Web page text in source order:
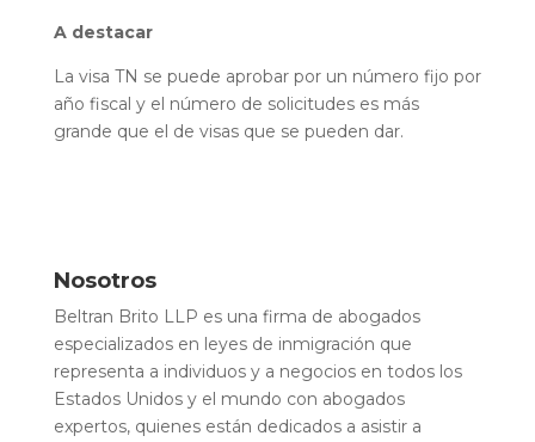
A destacar
La visa TN se puede aprobar por un número fijo por
año fiscal y el número de solicitudes es más
grande que el de visas que se pueden dar.
Nosotros
Beltran Brito LLP es una firma de abogados
especializados en leyes de inmigración que
representa a individuos y a negocios en todos los
Estados Unidos y el mundo con abogados
expertos, quienes están dedicados a asistir a